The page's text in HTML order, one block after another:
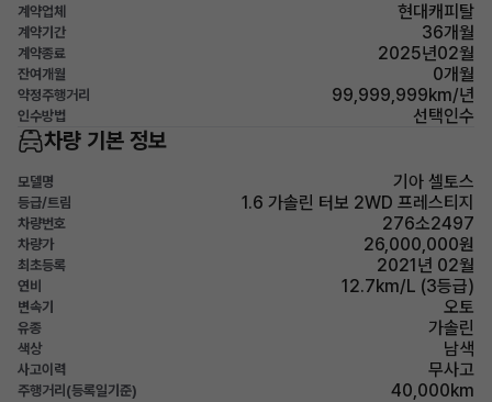
계약업체 현대캐피탈
계약기간 36개월
계약종료 2025년02월
잔여개월 0개월
약정주행거리 99,999,999km/년
인수방법 선택인수
차량 기본 정보
모델명 기아 셀토스
등급/트림 1.6 가솔린 터보 2WD 프레스티지
차량번호 276소2497
차량가 26,000,000원
최초등록 2021년 02월
연비 12.7km/L (3등급)
변속기 오토
유종 가솔린
색상 남색
사고이력 무사고
주행거리(등록일기준) 40,000km